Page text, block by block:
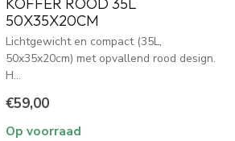
50X35X20CM
Lichtgewicht en compact (35L,
50x35x20cm) met opvallend rood design.
H...
€59,00
Op voorraad